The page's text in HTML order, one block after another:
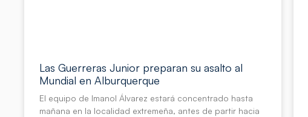
Las Guerreras Junior preparan su asalto al
Mundial en Alburquerque
El equipo de Imanol Álvarez estará concentrado hasta
mañana en la localidad extremeña, antes de partir hacia